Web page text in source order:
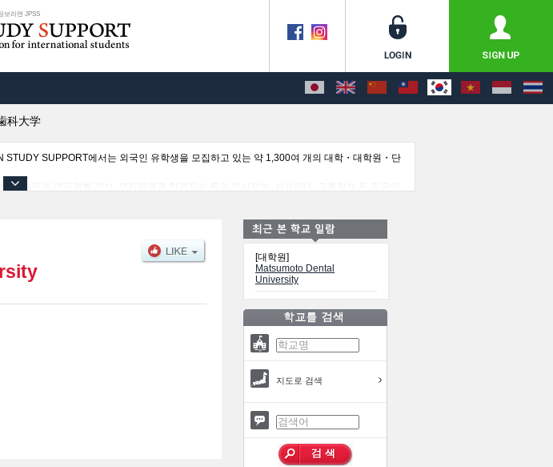
보라면 JPSS
科大学
SUPPORT에서는 외국인 유학생을 모집하고 있는 약 1,300여 개의 대학・대학원・단
등의 연구과별 정보, 모집정원과 합격자수 등의 입시정보, 시설안내, 교통정보 등 외국인
[대학원]
Matsumoto Dental
University
지도로 검색